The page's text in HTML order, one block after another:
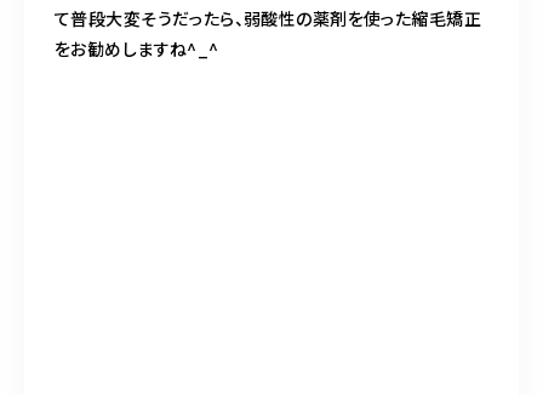
て普段大変そうだったら、弱酸性の薬剤を使った縮毛矯正
をお勧めしますね^_^